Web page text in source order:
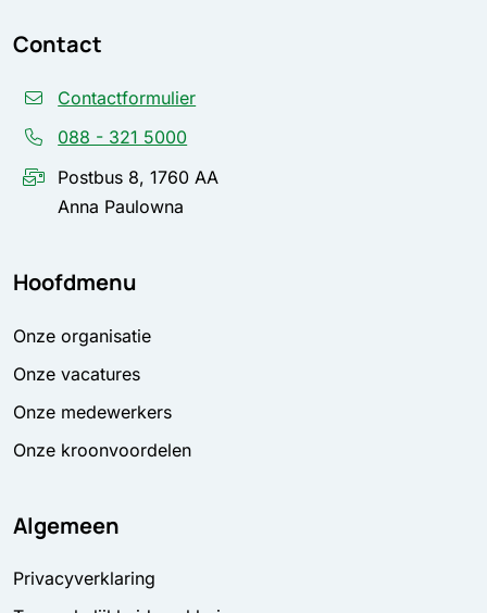
Contact
Contactformulier
088 - 321 5000
Postbus 8, 1760 AA
Anna Paulowna
Hoofdmenu
Onze organisatie
Onze vacatures
Onze medewerkers
Onze kroonvoordelen
Algemeen
Privacyverklaring